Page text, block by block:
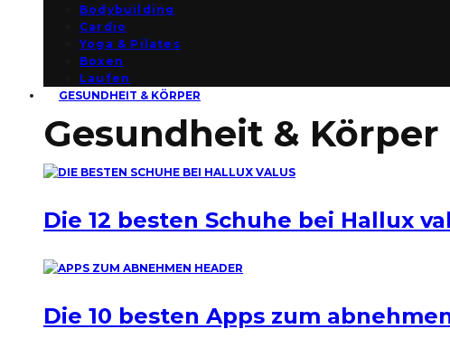
Bodybuilding
Cardio
Yoga & Pilates
Boxen
Laufen
GESUNDHEIT & KÖRPER
Gesundheit & Körper
Die 12 besten Schuhe bei Hallux
Die 10 besten Apps zum